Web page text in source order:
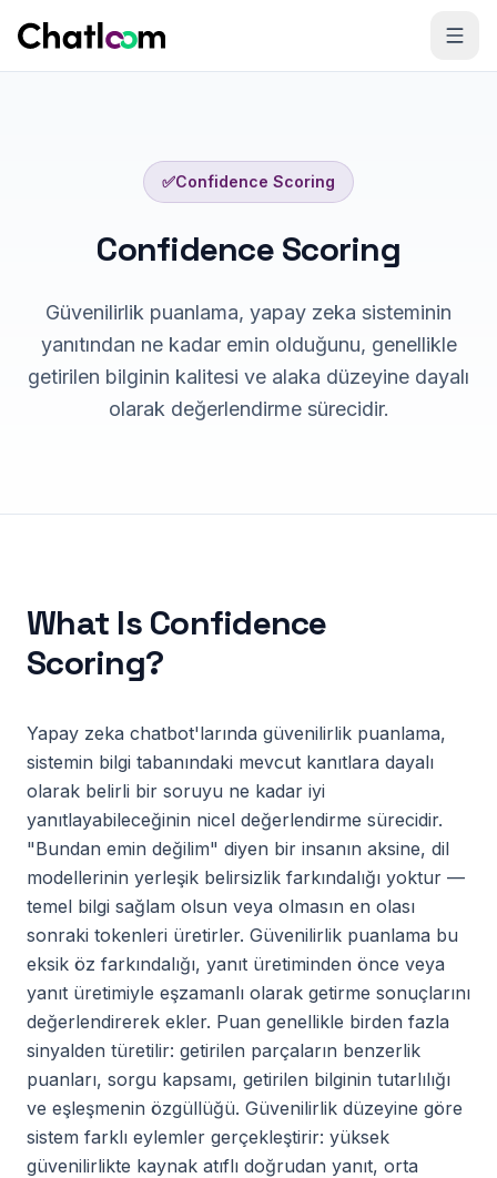
✅Confidence Scoring
Confidence Scoring
Güvenilirlik puanlama, yapay zeka sisteminin
yanıtından ne kadar emin olduğunu, genellikle
getirilen bilginin kalitesi ve alaka düzeyine dayalı
olarak değerlendirme sürecidir.
What Is Confidence
Scoring?
Yapay zeka chatbot'larında güvenilirlik puanlama,
sistemin bilgi tabanındaki mevcut kanıtlara dayalı
olarak belirli bir soruyu ne kadar iyi
yanıtlayabileceğinin nicel değerlendirme sürecidir.
"Bundan emin değilim" diyen bir insanın aksine, dil
modellerinin yerleşik belirsizlik farkındalığı yoktur —
temel bilgi sağlam olsun veya olmasın en olası
sonraki tokenleri üretirler. Güvenilirlik puanlama bu
eksik öz farkındalığı, yanıt üretiminden önce veya
yanıt üretimiyle eşzamanlı olarak getirme sonuçlarını
değerlendirerek ekler. Puan genellikle birden fazla
sinyalden türetilir: getirilen parçaların benzerlik
puanları, sorgu kapsamı, getirilen bilginin tutarlılığı
ve eşleşmenin özgüllüğü. Güvenilirlik düzeyine göre
sistem farklı eylemler gerçekleştirir: yüksek
güvenilirlikte kaynak atıflı doğrudan yanıt, orta